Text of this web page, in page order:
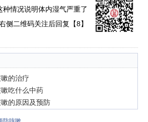
情况说明体内湿气严重了
侧二维码关注后回复【8】
的治疗
嗽吃什么中药
的原因及预防